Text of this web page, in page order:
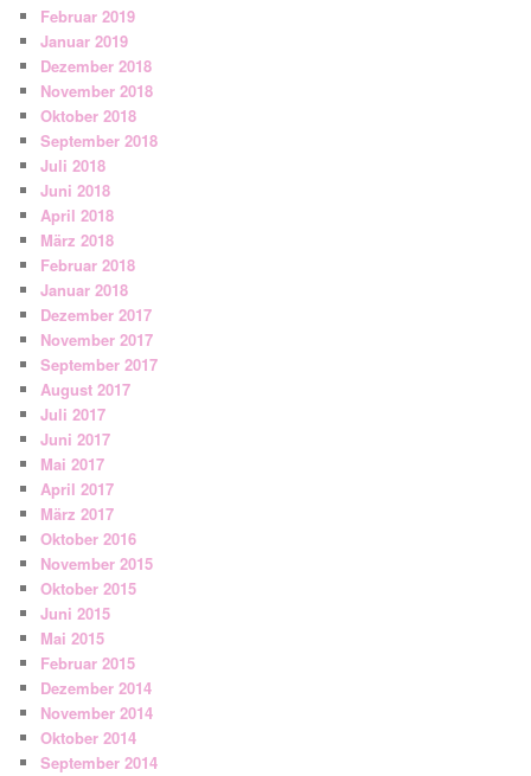
Februar 2019
Januar 2019
Dezember 2018
November 2018
Oktober 2018
September 2018
Juli 2018
Juni 2018
April 2018
März 2018
Februar 2018
Januar 2018
Dezember 2017
November 2017
September 2017
August 2017
Juli 2017
Juni 2017
Mai 2017
April 2017
März 2017
Oktober 2016
November 2015
Oktober 2015
Juni 2015
Mai 2015
Februar 2015
Dezember 2014
November 2014
Oktober 2014
September 2014